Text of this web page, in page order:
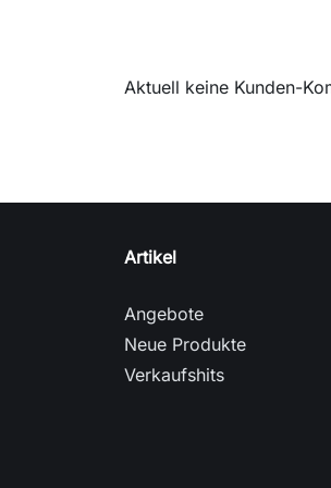
Aktuell keine Kunden-
Artikel
Angebote
Neue Produkte
Verkaufshits